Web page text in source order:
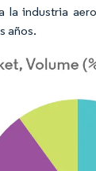
la industria
años.